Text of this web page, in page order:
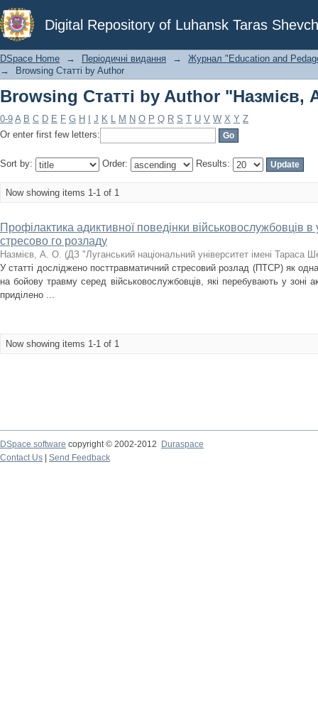
Digital Repository of Luhansk Taras
Browsing Статті by Author "Назмієв,
DSpace Home → Періодичні видання →
Журнал "Education and
→
Browsing Статті by Author
Browsing Статті by Author "Назмієв,
0-9 A B C D E F G H J K L M N O P Q R S T U V W X Y Z
Or enter first few letters:
Sort by: Order: Results:
Now showing items 1-1 of 1
Профілактика адиктивної поведінки військовослужбовців
стресово го розладу
Назмієв, А. О. (ДЗ "Луганський національний університет імені Тараса
У статті досліджено посттравматичний стресовий розлад (ПТСР) як
на бойову травму серед військовослужбовців, які перебувають у зоні
приділено ...
Now showing items 1-1 of 1
DSpace software copyright © 2002-2012
Duraspace
Contact Us
Send Feedback